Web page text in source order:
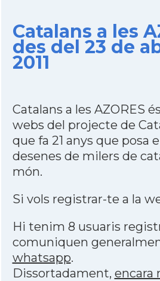
Catalans a les
des del 23 de
2011
Catalans a les AZORES
webs del projecte de
que fa 21 anys que posa
desenes de milers de
món.
Si vols registrar-te a la
Hi tenim 8 usuaris
comuniquen
whatsapp.
Dissortadament, encara